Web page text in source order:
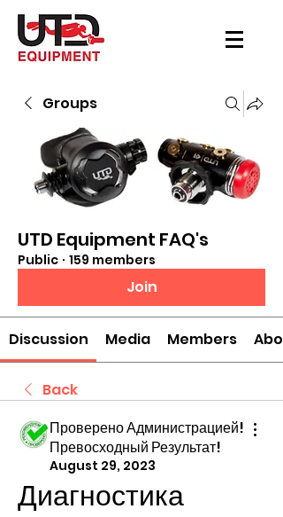
Groups
UTD Equipment FAQ's
Public · 159 members
Join
Discussion Media Members
Back
Проверено Администрацией!
Превосходный Результат!
August 29, 2023
Диагностика